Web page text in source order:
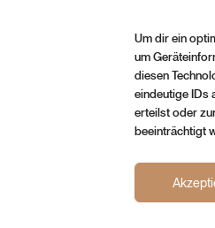
Um dir ein
um
diesen
eindeutige IDs
erteilst oder
beeinträchtigt